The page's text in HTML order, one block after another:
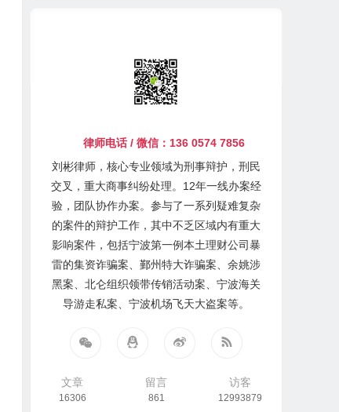
律师电话 / 微信：136 0574 7856
刘彬律师，核心专业领域为刑事辩护，刑民
交叉，重大商事纠纷处理。12年一线办案经
验，团队协作办案。参与了一系列疑难复杂
的案件的辩护工作，其中不乏区域内有重大
影响案件，包括宁波第一例本土理财公司暴
雷的集资诈骗案、鄞州特大诈骗案、余姚涉
黑案、北仑组织领带传销活动案、宁波海关
导游走私案、宁波机场飞天大盗案等。
文章
16306
留言
861
访客
12993879